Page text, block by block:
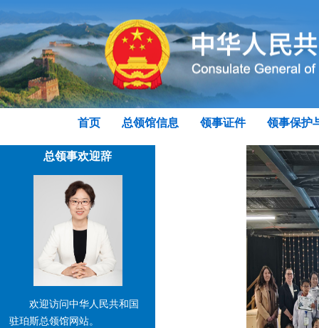
首页 总领馆信息 领事证件 领事保护
总领事欢迎辞
欢迎访问中华人民共和国
驻珀斯总领馆网站。